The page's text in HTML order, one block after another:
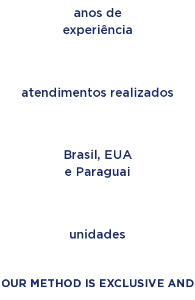
anos de
experiência
atendimentos realizados
Brasil, EUA
e Paraguai
unidades
OUR METHOD IS EXCLUSIVE AND